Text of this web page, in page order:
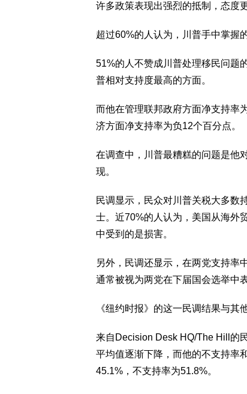
许多政策表现出强烈的抵制，态度
超过60%的人认为，川普手中掌握
51%的人不赞成川普处理移民问题
普相对支持度最高的方面。
而他在管理联邦政府方面净支持率
济方面净支持率为负12个百分点。
在调查中，川普最糟糕的问题是他
现。
民调显示，民众对川普关税大多数
士。近70%的人认为，美国从海外
中受到的是损害。
另外，民调还显示，在两党支持率
通常被视为两党在下届国会选举中
《纽约时报》的这一民调结果与其
来自Decision Desk HQ/The Hill的
平均值逐渐下降，而他的不支持率
45.1%，不支持率为51.8%。